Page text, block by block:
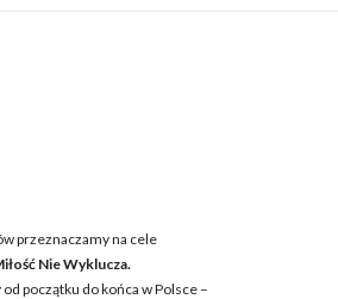
przeznaczamy na cele
Nie Wyklucza.
początku do końca w Polsce –